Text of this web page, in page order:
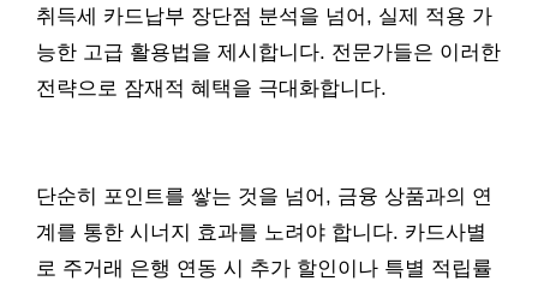
취득세 카드납부 장단점 분석을 넘어, 실제 적용 가
능한 고급 활용법을 제시합니다. 전문가들은 이러한
전략으로 잠재적 혜택을 극대화합니다.
단순히 포인트를 쌓는 것을 넘어, 금융 상품과의 연
계를 통한 시너지 효과를 노려야 합니다. 카드사별
로 주거래 은행 연동 시 추가 할인이나 특별 적립률